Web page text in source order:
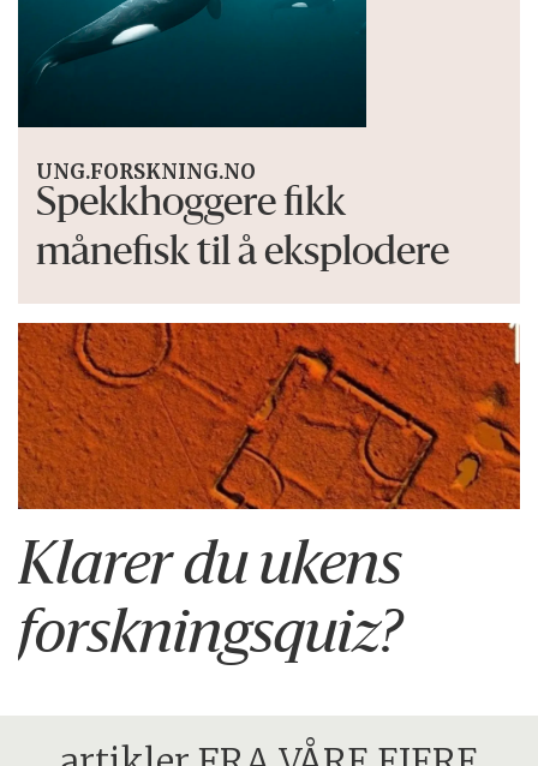
UNG.FORSKNING.NO
Spekkhoggere fikk
månefisk til å eksplodere
Klarer du ukens
forskningsquiz?